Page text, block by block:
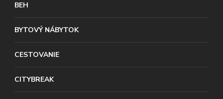
BEH
BYTOVÝ NÁBYTOK
CESTOVANIE
CITYBREAK